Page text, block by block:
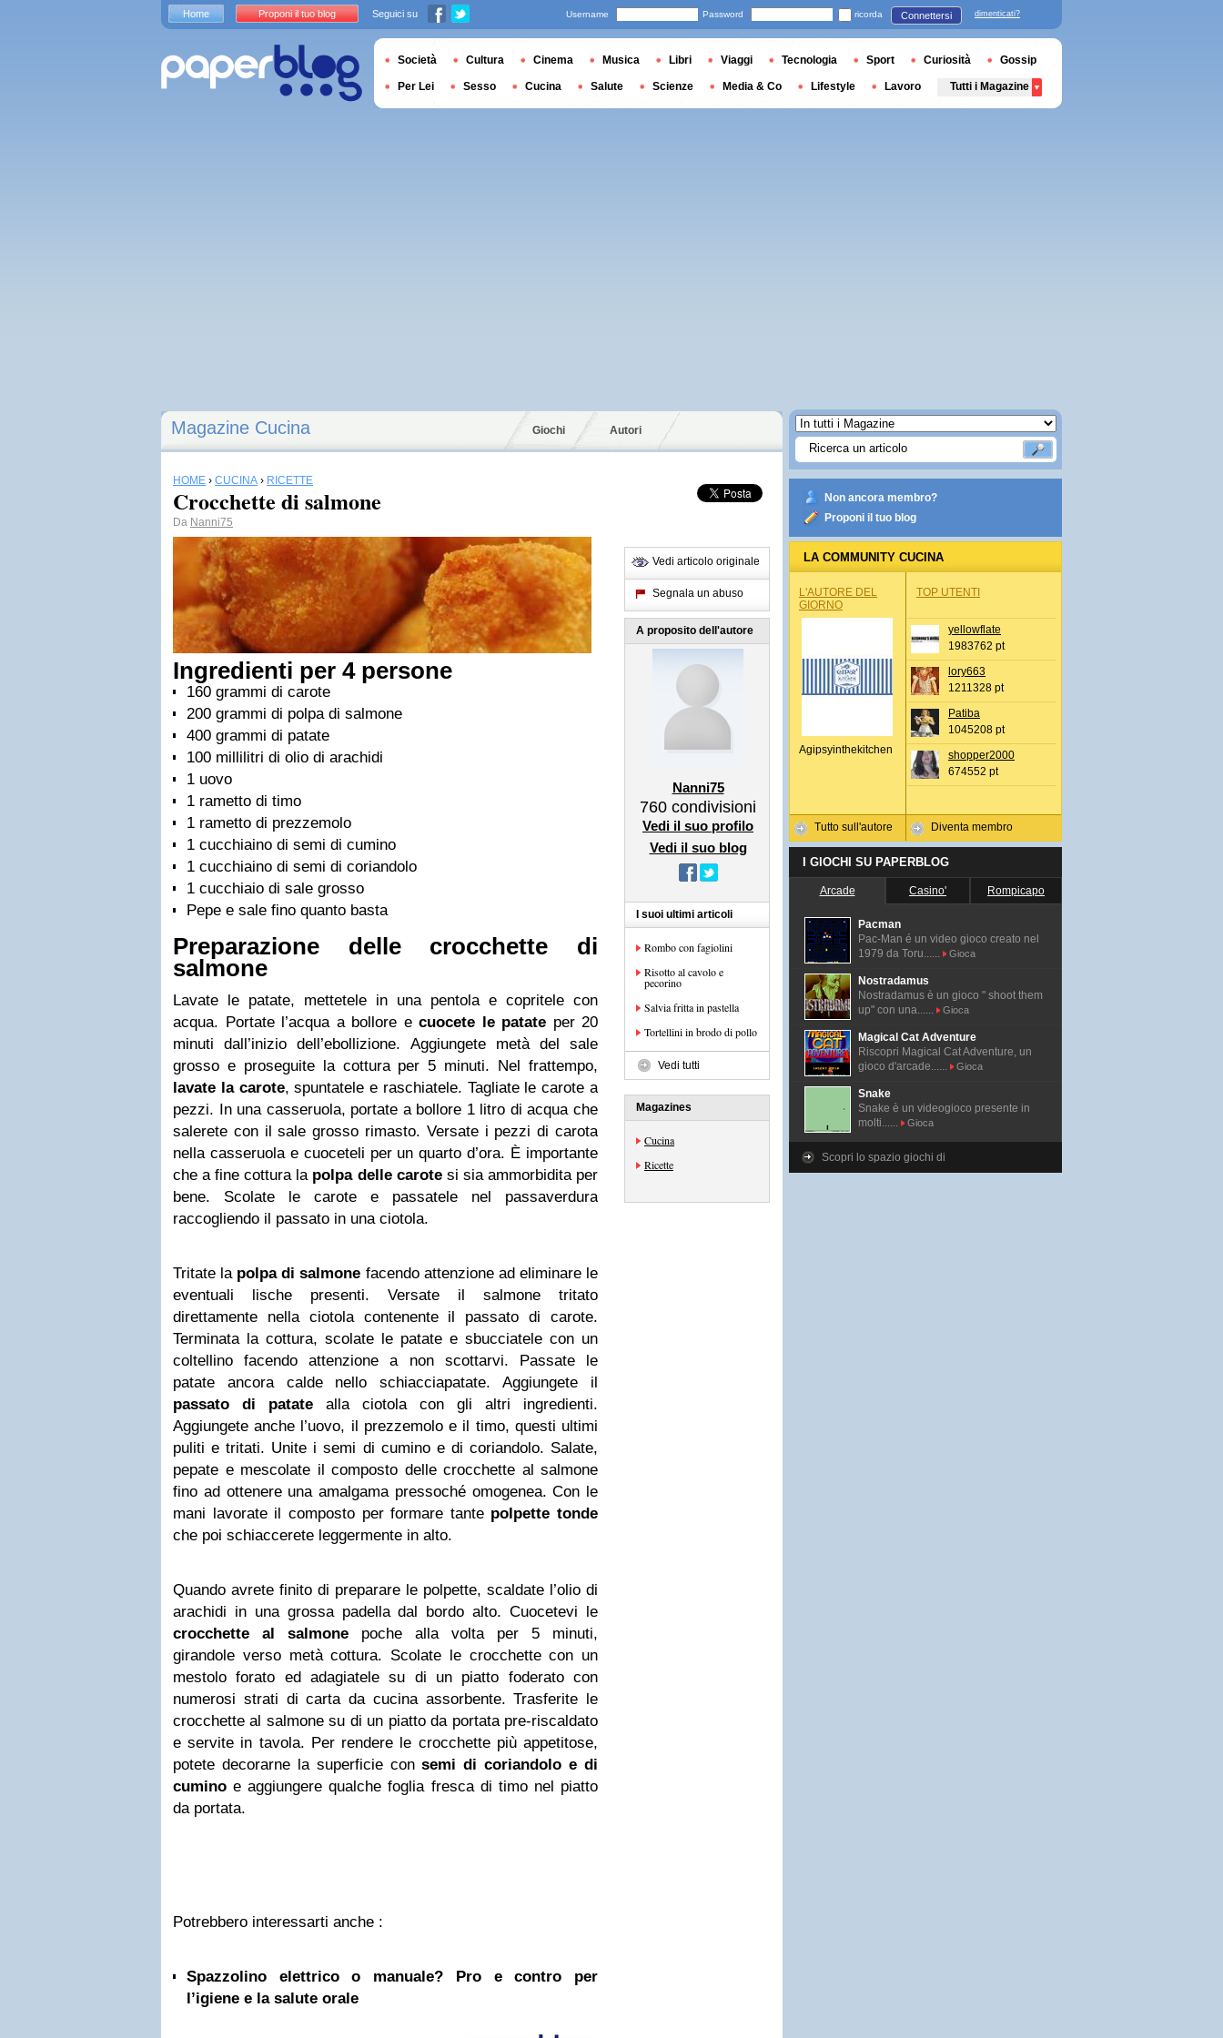
Magazine Cucina Giochi Autori
HOME › CUCINA › RICETTE
Crocchette di salmone
Da Nanni75
Ingredienti per 4 persone
160 grammi di carote
200 grammi di polpa di salmone
400 grammi di patate
100 millilitri di olio di arachidi
1 uovo
1 rametto di timo
1 rametto di prezzemolo
1 cucchiaino di semi di cumino
1 cucchiaino di semi di coriandolo
1 cucchiaio di sale grosso
Pepe e sale fino quanto basta
Preparazione delle crocchette di
salmone
Lavate le patate, mettetele in una pentola e copritele con
acqua. Portate l’acqua a bollore e cuocete le patate per 20
minuti dall’inizio dell’ebollizione. Aggiungete metà del sale
grosso e proseguite la cottura per 5 minuti. Nel frattempo,
lavate la carote, spuntatele e raschiatele. Tagliate le carote a
pezzi. In una casseruola, portate a bollore 1 litro di acqua che
salerete con il sale grosso rimasto. Versate i pezzi di carota
nella casseruola e cuoceteli per un quarto d’ora. È importante
che a fine cottura la polpa delle carotesi sia ammorbidita per
bene. Scolate le carote e passatele nel passaverdura
raccogliendo il passato in una ciotola.
Tritate la polpa di salmone facendo attenzione ad eliminare le
eventuali lische presenti. Versate il salmone tritato
direttamente nella ciotola contenente il passato di carote.
Terminata la cottura, scolate le patate e sbucciatele con un
coltellino facendo attenzione a non scottarvi. Passate le
patate ancora calde nello schiacciapatate. Aggiungete il
passato di patate alla ciotola con gli altri ingredienti.
Aggiungete anche l’uovo, il prezzemolo e il timo, questi ultimi
puliti e tritati. Unite i semi di cumino e di coriandolo. Salate,
pepate e mescolate il composto delle crocchette al salmone
fino ad ottenere una amalgama pressoché omogenea. Con le
mani lavorate il composto per formare tante polpette tonde
che poi schiaccerete leggermente in alto.
Quando avrete finito di preparare le polpette, scaldate l’olio di
arachidi in una grossa padella dal bordo alto. Cuocetevi le
crocchette al salmone poche alla volta per 5 minuti,
girandole verso metà cottura. Scolate le crocchette con un
mestolo forato ed adagiatele su di un piatto foderato con
numerosi strati di carta da cucina assorbente. Trasferite le
crocchette al salmone su di un piatto da portata pre-riscaldato
e servite in tavola. Per rendere le crocchette più appetitose,
potete decorarne la superficie consemi di coriandolo e di
cumino e aggiungere qualche foglia fresca di timo nel piatto
da portata.
Potrebbero interessarti anche :
Spazzolino elettrico o manuale? Pro e contro per
l’igiene e la salute orale
Vedi articolo originale
Segnala un abuso
A proposito dell'autore
Nanni75
760 condivisioni
Vedi il suo profilo
Vedi il suo blog
I suoi ultimi articoli
Rombo con fagiolini
Risotto al cavolo e
pecorino
Salvia fritta in pastella
Tortellini in brodo di pollo
Vedi tutti
Magazines
Cucina
Ricette
Non ancora membro?
Proponi il tuo blog
LA COMMUNITY CUCINA
L'AUTORE DEL
GIORNO
Agipsyinthekitchen
Tutto sull'autore
TOP UTENTI
yellowflate
1983762 pt
lory663
1211328 pt
Patiba
1045208 pt
shopper2000
674552 pt
Diventa membro
I GIOCHI SU PAPERBLOG
Arcade Casino' Rompicapo
Pacman
Pac-Man é un video gioco creato nel
1979 da Toru......
Gioca
Nostradamus
Nostradamus è un gioco " shoot them
up" con una......
Gioca
Magical Cat Adventure
Riscopri Magical Cat Adventure, un
gioco d'arcade......
Gioca
Snake
Snake è un videogioco presente in
molti......
Gioca
Scopri lo spazio giochi di
Home Proponi il tuo blog Seguici su Username Password ricorda Connettersi dimenticati?
Società Cultura Cinema Musica Libri Viaggi Tecnologia Sport Curiosità Gossip
Per Lei Sesso Cucina Salute Scienze Media & Co Lifestyle Lavoro Tutti i Magazine